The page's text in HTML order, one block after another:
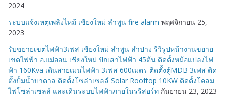
2024
ระบบแจ้งเหตุเพลิงไหม้ เชียงใหม่ ลำพูน fire alarm พฤศจิกายน 25,
2023
รับขยายเขตไฟฟ้า3เฟส เชียงใหม่ ลำพูน ลำปาง รีวิรูปหน้างานขยาย
เขตไฟฟ้า อ.แม่ออน เชียงใหม่ ปักเสาไฟฟ้า 45ต้น ติดตั้งหม้อแปลงไฟ
ฟ้า 160Kva เดินสายเมนไฟฟ้า 3เฟส 600เมตร ติดตั้งตู้MDB 3เฟส ติด
ตั้งปั้มน้ำบาดาล ติดตั้งโซล่าเซลล์ Solar Rooftop 10KW ติดตั้งโคลม
ไฟโซล่าเซลล์ และเดินระบบไฟฟ้าภายในรรีสอร์ท กันยายน 23, 2023